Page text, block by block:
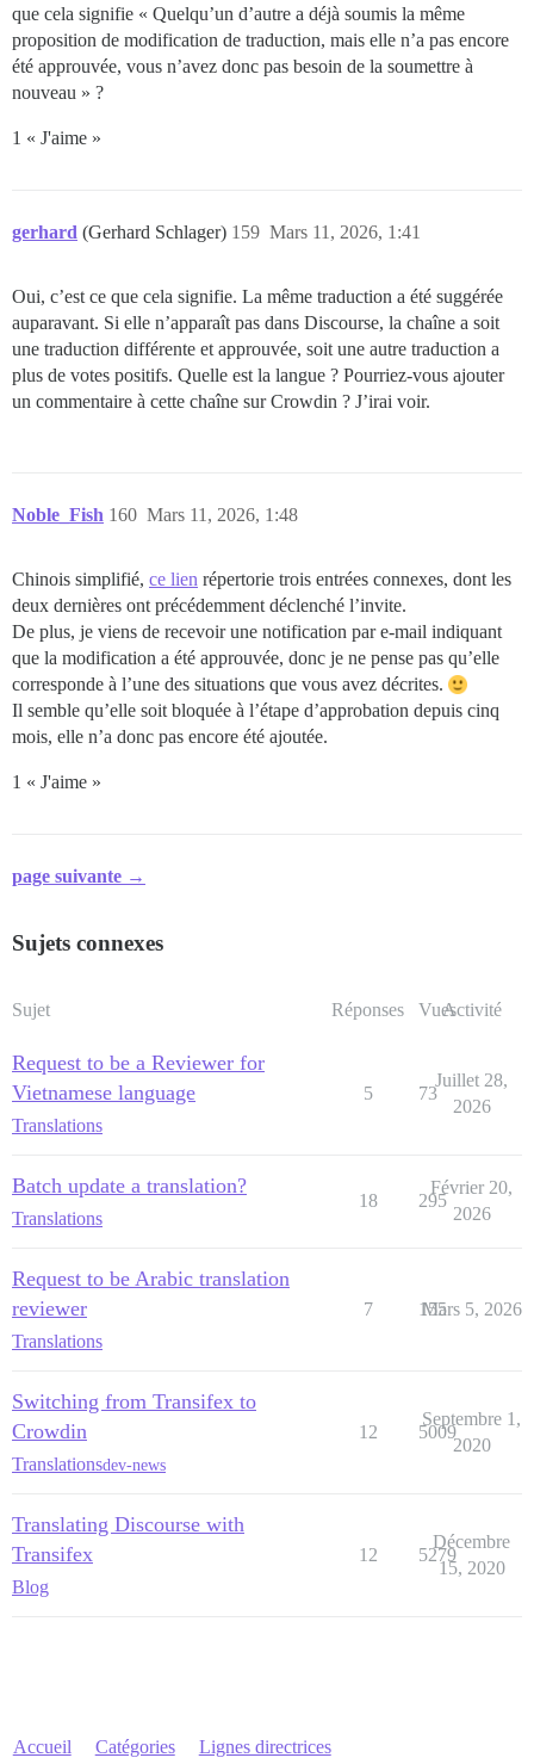
que cela signifie « Quelqu’un d’autre a déjà soumis la même
proposition de modification de traduction, mais elle n’a pas encore
été approuvée, vous n’avez donc pas besoin de la soumettre à
nouveau » ?
1 « J'aime »
gerhard (Gerhard Schlager) Mars 11, 2026, 1:41
159
Oui, c’est ce que cela signifie. La même traduction a été suggérée
auparavant. Si elle n’apparaît pas dans Discourse, la chaîne a soit
une traduction différente et approuvée, soit une autre traduction a
plus de votes positifs. Quelle est la langue ? Pourriez-vous ajouter
un commentaire à cette chaîne sur Crowdin ? J’irai voir.
Noble_Fish Mars 11, 2026, 1:48
160
Chinois simplifié, ce lien répertorie trois entrées connexes, dont les
deux dernières ont précédemment déclenché l’invite.
De plus, je viens de recevoir une notification par e-mail indiquant
que la modification a été approuvée, donc je ne pense pas qu’elle
corresponde à l’une des situations que vous avez décrites.
Il semble qu’elle soit bloquée à l’étape d’approbation depuis cinq
mois, elle n’a donc pas encore été ajoutée.
1 « J'aime »
page suivante →
Sujets connexes
Sujet Réponses VuesActivité
Request to be a Reviewer for
Vietnamese language
Translations
5 73
Juillet 28,
2026
Batch update a translation?
Translations
18 295
Février 20,
2026
Request to be Arabic translation
reviewer
Translations
7 155
Mars 5, 2026
Switching from Transifex to
Crowdin
Translationsdev-news
12 5009
Septembre 1,
2020
Translating Discourse with
Transifex
Blog
12 5279
Décembre
15, 2020
Accueil Catégories Lignes directrices